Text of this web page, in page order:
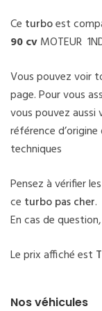
Ce turboest
90 cvMOTEUR
Vous pouvez voir
page. Pour vous
vous pouvez
référence d’origine
techniques
Pensez à vérifier
ce turbo pas cher.
En cas de
Le prix affiché est
Nos véhicules